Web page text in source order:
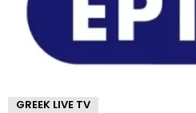
GREEK LIVE TV